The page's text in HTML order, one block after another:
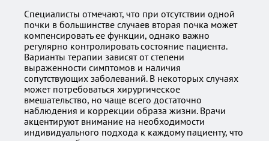
Специалисты отмечают, что при отсутствии одной
почки в большинстве случаев вторая почка может
компенсировать ее функции, однако важно
регулярно контролировать состояние пациента.
Варианты терапии зависят от степени
выраженности симптомов и наличия
сопутствующих заболеваний. В некоторых случаях
может потребоваться хирургическое
вмешательство, но чаще всего достаточно
наблюдения и коррекции образа жизни. Врачи
акцентируют внимание на необходимости
индивидуального подхода к каждому пациенту, что